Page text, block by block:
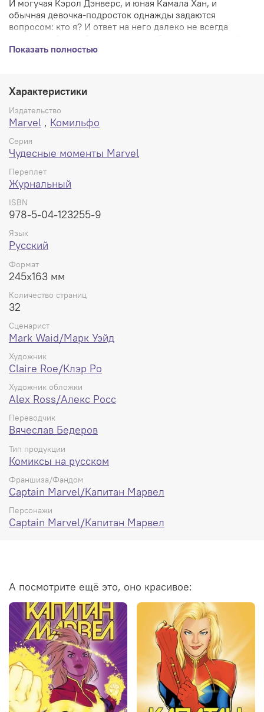
И могучая Кэрол Дэнверс, и юная Камала Хан, и
обычная девочка-подросток однажды задаются
вопросом: кто я? И ответ на него далеко не всегда
более серьёзные проблемы – ведь теперь себя нужно
Мисс Марвел... а простой девочке-то как быть?
Показать полностью
Характеристики
Издательство
Marvel , Комильфо
Серия
Чудесные моменты Marvel
Переплет
Журнальный
ISBN
978-5-04-123255-9
Язык
Русский
Формат
245x163 мм
Количество страниц
32
Сценарист
Mark Waid/Марк Уэйд
Художник
Claire Roe/Клэр Ро
Художник обложки
Alex Ross/Алекс Росс
Переводчик
Вячеслав Бедеров
Тип продукции
Комиксы на русском
Франшиза/Фандом
Captain Marvel/Капитан Марвел
Персонажи
Captain Marvel/Капитан Марвел
А посмотрите ещё это, оно красивое: